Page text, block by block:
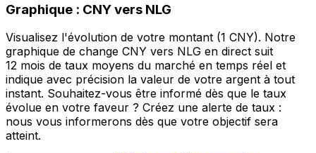
Graphique : CNY vers NLG
Visualisez l'évolution de votre montant (1 CNY). Notre
graphique de change CNY vers NLG en direct suit
12 mois de taux moyens du marché en temps réel et
indique avec précision la valeur de votre argent à tout
instant. Souhaitez-vous être informé dès que le taux
évolue en votre faveur ? Créez une alerte de taux :
nous vous informerons dès que votre objectif sera
atteint.